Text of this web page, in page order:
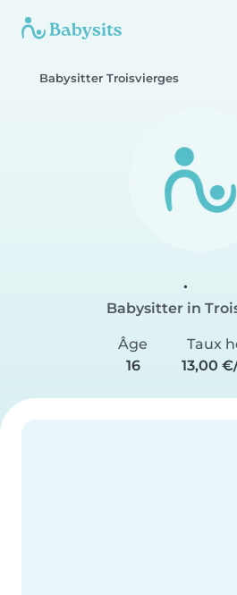
Babysitter Troisvierges
.
Babysitter in
Âge
16
Taux
13,00